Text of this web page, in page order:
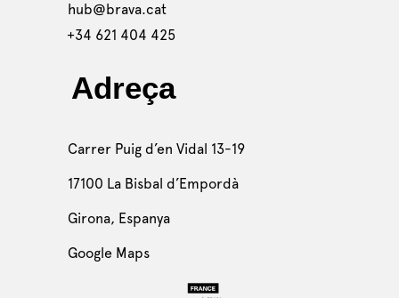
hub@brava.cat
+34 621 404 425
Adreça
Carrer Puig d’en Vidal 13-19
17100 La Bisbal d’Empordà
Girona, Espanya
Google Maps